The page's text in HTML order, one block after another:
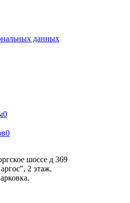
данных
0
0
шоссе д 369
2 этаж.